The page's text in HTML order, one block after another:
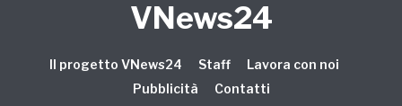
VNews24
Il progetto VNews24 Staff
Lavora con noi
Pubblicità
Contatti